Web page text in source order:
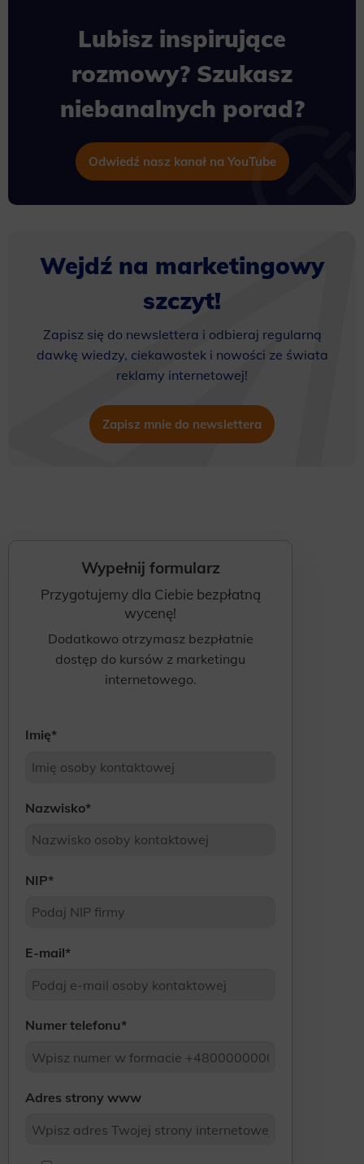
Lubisz inspirujące
rozmowy? Szukasz
niebanalnych porad?
Odwiedź nasz kanał na YouTube
Wejdź na marketingowy
szczyt!
Zapisz się do newslettera i odbieraj regularną
dawkę wiedzy, ciekawostek i nowości ze świata
reklamy internetowej!
Zapisz mnie do newslettera
Wypełnij formularz
Przygotujemy dla Ciebie bezpłatną
wycenę!
Dodatkowo otrzymasz bezpłatnie
dostęp do kursów z marketingu
internetowego.
Imię*
Nazwisko*
NIP*
E-mail*
Numer telefonu*
Adres strony www